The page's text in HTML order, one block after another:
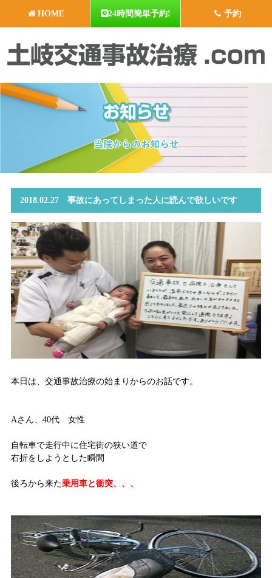
HOME 24時間簡単予約! 予約
2018.02.27 事故にあってしまった人に読んで欲しいです
本日は、交通事故治療の始まりからのお話です。
Aさん、40代 女性
自転車で走行中に住宅街の狭い道で
右折をしようとした瞬間
後ろから来た乗用車と衝突、、、